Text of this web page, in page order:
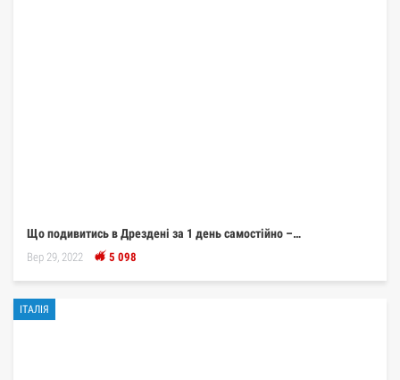
Що подивитись в Дрездені за 1 день самостійно –…
Вер 29, 2022 5 098
ІТАЛІЯ